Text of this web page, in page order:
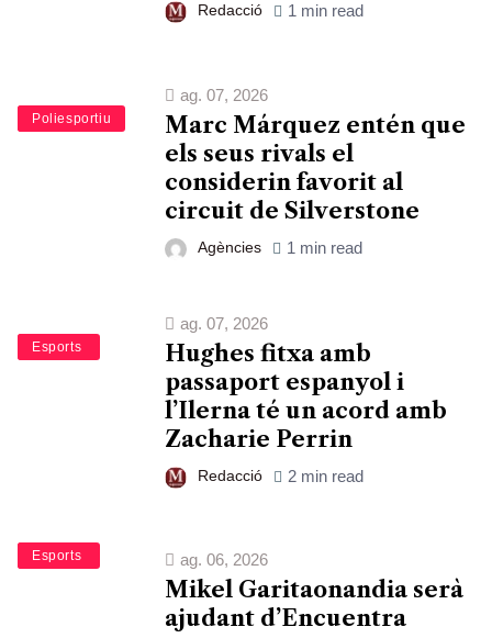
Redacció 1 min read
Esports
Poliesportiu
ag. 07, 2026
Marc Márquez entén que
els seus rivals el
considerin favorit al
circuit de Silverstone
Agències 1 min read
Bàsquet
Esports
ag. 07, 2026
Hughes fitxa amb
passaport espanyol i
l’Ilerna té un acord amb
Zacharie Perrin
Redacció 2 min read
Bàsquet
Esports ag. 06, 2026
Mikel Garitaonandia serà
ajudant d’Encuentra